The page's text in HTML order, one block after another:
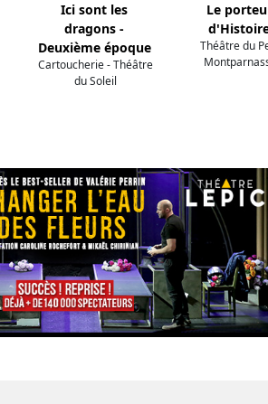
Ici sont les
dragons -
Deuxième époque
Cartoucherie - Théâtre
du Soleil
Le
Théâtre du